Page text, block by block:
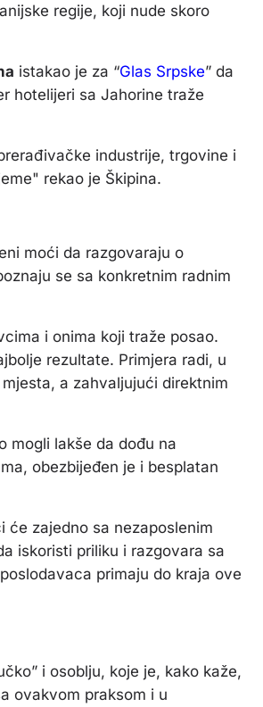
regije, koji nude skoro
istakao je za “Glas Srpske” da
hotelijeri sa Jahorine traže
industrije, trgovine i
rekao je Škipina.
moći da razgovaraju o
se sa konkretnim radnim
i onima koji traže posao.
rezultate. Primjera radi, u
a zahvaljujući direktnim
mogli lakše da dođu na
obezbijeđen je i besplatan
će zajedno sa nezaposlenim
iskoristi priliku i razgovara sa
primaju do kraja ove
i osoblju, koje je, kako kaže,
ovakvom praksom i u